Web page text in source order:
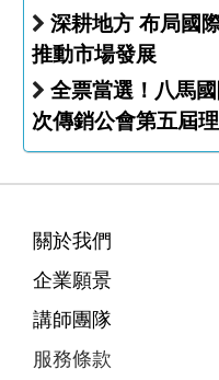
深耕地方 布局國際 愛樂唯Alfawise「雙軌
推動市場發展
全票當選！八馬
次傳銷公會第五屆
關於我們
企業願景
講師團隊
服務條款